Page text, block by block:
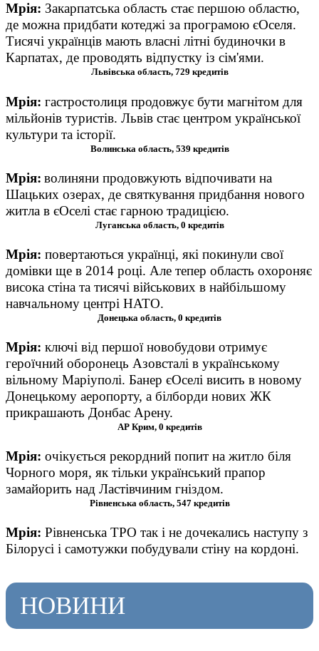
Мрія: Закарпатська область стає першою областю,
де можна придбати котеджі за програмою єОселя.
Тисячі українців мають власні літні будиночки в
Карпатах, де проводять відпустку із сім'ями.
Львівська область, 729 кредитів
Мрія: гастростолиця продовжує бути магнітом для
мільйонів туристів. Львів стає центром української
культури та історії.
Волинська область, 539 кредитів
Мрія: волиняни продовжують відпочивати на
Шацьких озерах, де святкування придбання нового
житла в єОселі стає гарною традицією.
Луганська область, 0 кредитів
Мрія: повертаються українці, які покинули свої
домівки ще в 2014 році. Але тепер область охороняє
висока стіна та тисячі військових в найбільшому
навчальному центрі НАТО.
Донецька область, 0 кредитів
Мрія: ключі від першої новобудови отримує
героїчний оборонець Азовсталі в українському
вільному Маріуполі. Банер єОселі висить в новому
Донецькому аеропорту, а білборди нових ЖК
прикрашають Донбас Арену.
АР Крим, 0 кредитів
Мрія: очікується рекордний попит на житло біля
Чорного моря, як тільки український прапор
замайорить над Ластівчиним гніздом.
Рівненська область, 547 кредитів
Мрія: Рівненська ТРО так і не дочекались наступу з
Білорусі і самотужки побудували стіну на кордоні.
НОВИНИ